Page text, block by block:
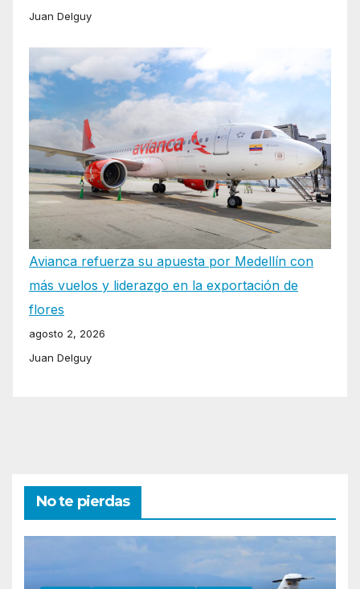
Juan Delguy
Avianca refuerza su apuesta por Medellín con
más vuelos y liderazgo en la exportación de
flores
agosto 2, 2026
Juan Delguy
No te pierdas